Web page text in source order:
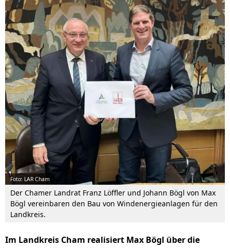
Foto: LAR Cham
Der Chamer Landrat Franz Löffler und Johann Bögl von Max
Bögl vereinbaren den Bau von Windenergieanlagen für den
Landkreis.
Im Landkreis Cham realisiert Max Bögl über die